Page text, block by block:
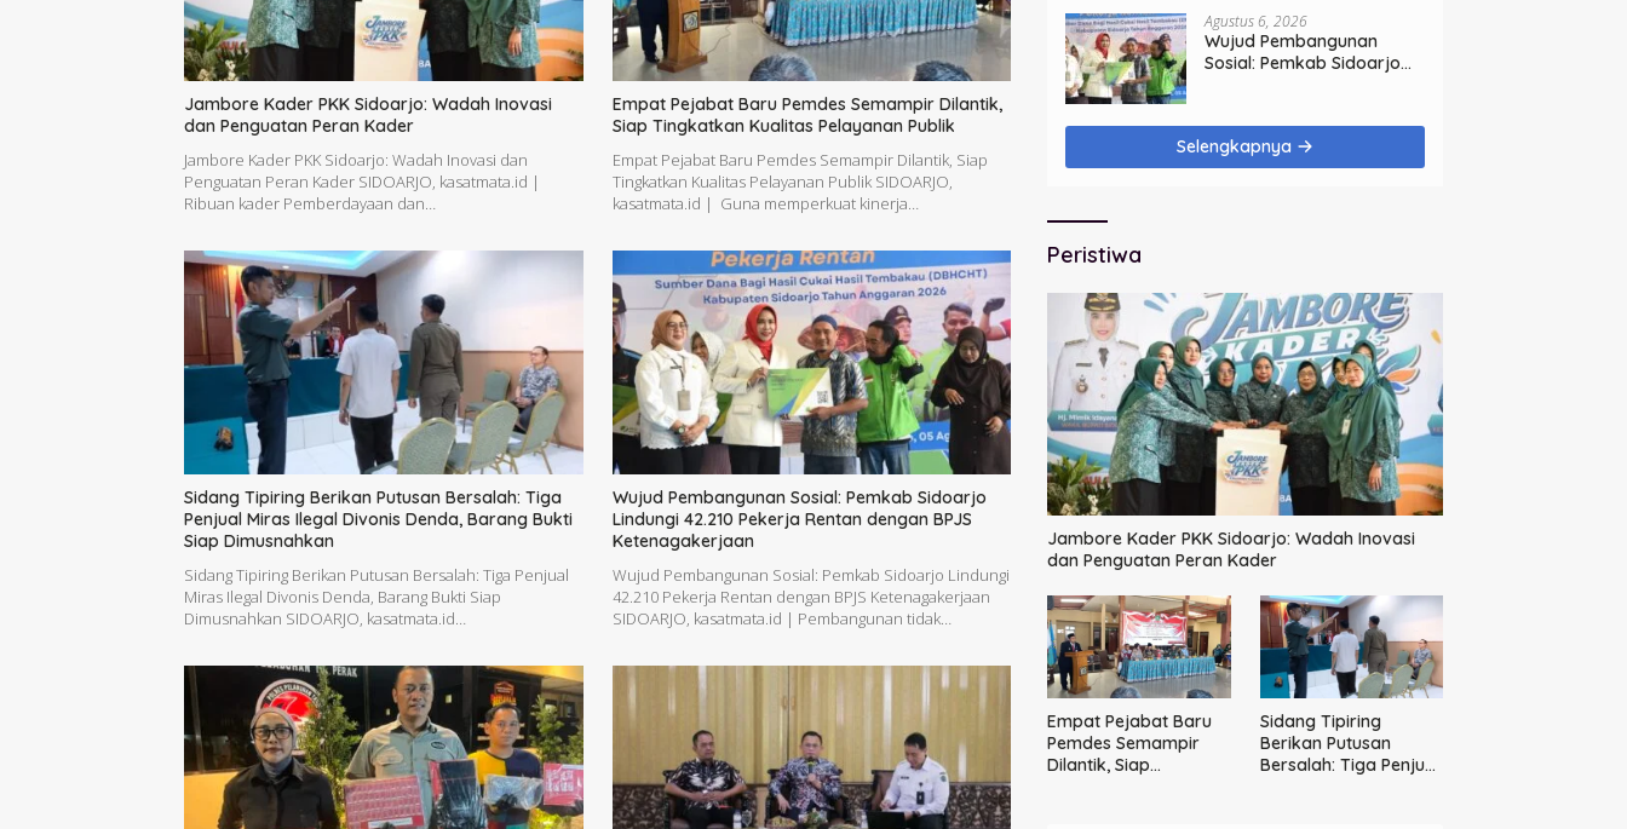
Jambore Kader PKK Sidoarjo: Wadah Inovasi
dan Penguatan Peran Kader
Jambore Kader PKK Sidoarjo: Wadah Inovasi dan
Penguatan Peran Kader SIDOARJO, kasatmata.id |
Ribuan kader Pemberdayaan dan…
Empat Pejabat Baru Pemdes Semampir Dilantik,
Siap Tingkatkan Kualitas Pelayanan Publik
Empat Pejabat Baru Pemdes Semampir Dilantik, Siap
Tingkatkan Kualitas Pelayanan Publik SIDOARJO,
kasatmata.id | Guna memperkuat kinerja…
Sidang Tipiring Berikan Putusan Bersalah: Tiga
Penjual Miras Ilegal Divonis Denda, Barang Bukti
Siap Dimusnahkan
Sidang Tipiring Berikan Putusan Bersalah: Tiga Penjual
Miras Ilegal Divonis Denda, Barang Bukti Siap
Dimusnahkan SIDOARJO, kasatmata.id…
Wujud Pembangunan Sosial: Pemkab Sidoarjo
Lindungi 42.210 Pekerja Rentan dengan BPJS
Ketenagakerjaan
Wujud Pembangunan Sosial: Pemkab Sidoarjo Lindungi
42.210 Pekerja Rentan dengan BPJS Ketenagakerjaan
SIDOARJO, kasatmata.id | Pembangunan tidak…
Dimusnahkan
Agustus 6, 2026
Wujud Pembangunan
Sosial: Pemkab Sidoarjo
Ketenagakerjaan
Selengkapnya
Peristiwa
Jambore Kader PKK Sidoarjo: Wadah Inovasi
dan Penguatan Peran Kader
Empat Pejabat Baru
Pemdes Semampir
Dilantik, Siap
Sidang Tipiring
Berikan Putusan
Bersalah: Tiga Penjual